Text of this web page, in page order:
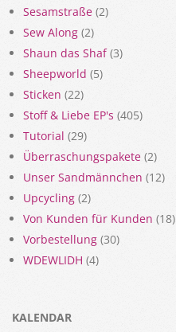
Sesamstraße (2)
Sew Along (2)
Shaun das Shaf(3)
Sheepworld (5)
Sticken (22)
Stoff & Liebe EP's (405)
Tutorial (29)
Überraschungspakete (2)
Unser Sandmännchen (12)
Upcycling (2)
Von Kunden für Kunden (18)
Vorbestellung (30)
WDEWLIDH (4)
KALENDAR